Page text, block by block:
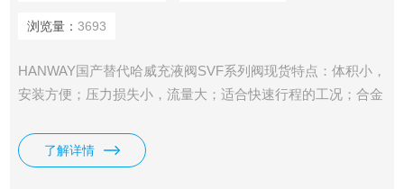
浏览量： 3693
HANWAY国产替代哈威充液阀SVF系列阀现货特点：体积小，
安装方便；压力损失小，流量大；适合快速行程的工况；合金
了解详情